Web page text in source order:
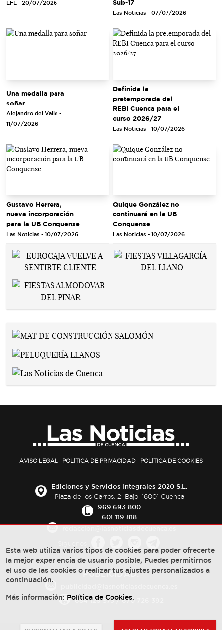
EFE - 20/07/2026
Sub-17
Las Noticias - 07/07/2026
Una medalla para
soñar
Alejandro del Valle -
11/07/2026
Definida la
pretemporada del
REBI Cuenca para el
curso 2026/27
Las Noticias - 10/07/2026
Gustavo Herrera,
nueva incorporación
para la UB Conquense
Las Noticias - 10/07/2026
Quique González no
continuará en la UB
Conquense
Las Noticias - 10/07/2026
AVISO LEGAL POLÍTICA DE PRIVACIDAD POLÍTICA DE COOKIES
Ediciones y Servicios Integrales 2020 S.L.
Plaza de los Carros, 2. Bajo. 16001 Cuenca
969 693 800
601 119 818
PUBLICIDAD:
684 126 573/670 726 392
Esta web utiliza varios tipos de cookies para poder ofrecerte
la mejor experiencia de usuario posible, Puedes permitirnos
el uso de las cookies o realizar tus ajustes personalizados a
continuación.
Más información: Política de Cookies.